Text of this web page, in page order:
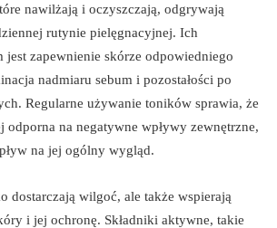
nawilżają i oczyszczają, odgrywają
rutynie pielęgnacyjnej. Ich
jest zapewnienie skórze odpowiedniego
nadmiaru sebum i pozostałości po
Regularne używanie toników sprawia, że
odporna na negatywne wpływy zewnętrzne,
na jej ogólny wygląd.
dostarczają wilgoć, ale także wspierają
i jej ochronę. Składniki aktywne, takie